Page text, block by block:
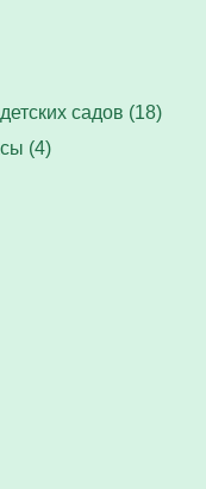
садов (18)
(4)